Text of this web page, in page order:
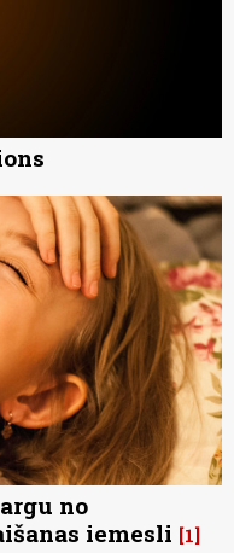
no
iemesli 1